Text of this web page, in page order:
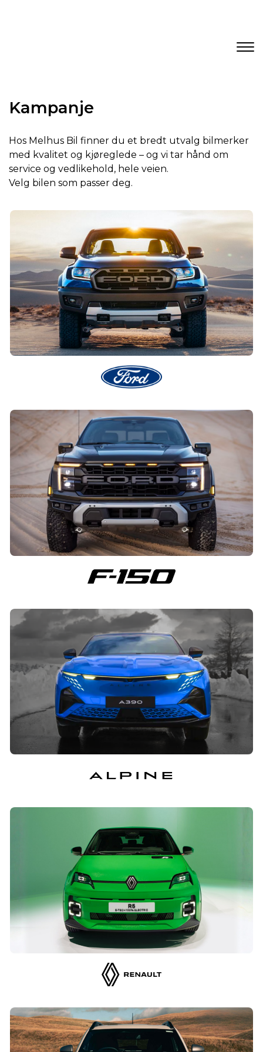
Kampanje
Hos Melhus Bil finner du et bredt utvalg bilmerker
med kvalitet og kjøreglede – og vi tar hånd om
service og vedlikehold, hele veien.
Velg bilen som passer deg.